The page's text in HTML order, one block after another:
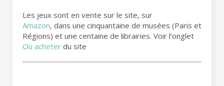
Les jeux sont en vente sur le site, sur
Amazon, dans une cinquantaine de musées (Paris et
Régions) et une centaine de librairies. Voir l’onglet
Où acheter du site